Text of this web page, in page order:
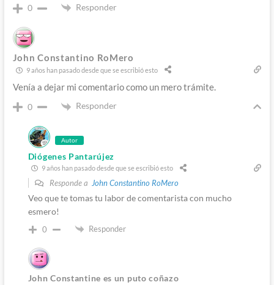
0 Responder
John Constantino RoMero
9 años han pasado desde que se escribió esto
Venía a dejar mi comentario como un mero trámite.
0 Responder
Autor
Diógenes Pantarújez
9 años han pasado desde que se escribió esto
Responde a John Constantino RoMero
Veo que te tomas tu labor de comentarista con mucho
esmero!
0 Responder
John Constantine es un puto coñazo